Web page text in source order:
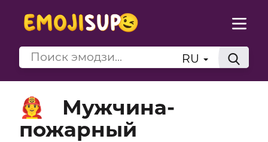
RU
👨‍🚒
Мужчина-
пожарный